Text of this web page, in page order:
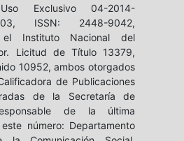
Exclusivo 04-2014-
203, ISSN: 2448-9042,
Instituto Nacional del
Licitud de Título 13379,
10952, ambos otorgados
de Publicaciones
de la Secretaría de
de la última
número: Departamento